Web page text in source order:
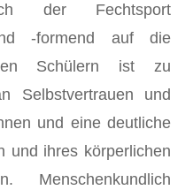
der Fechtsport
-formend auf die
Schülern ist zu
Selbstvertrauen und
und eine deutliche
und ihres körperlichen
Menschenkundlich